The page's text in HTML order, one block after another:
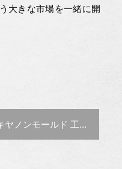
大きな市場を一緒に開
の記事 :
ンモールド 工数削減し、生産能力向上【Innovation〜革新に挑む〜vol.8】